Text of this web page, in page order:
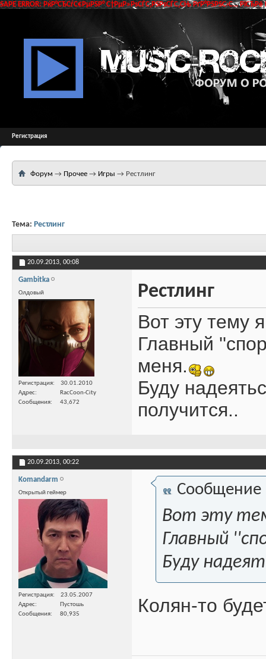
SAPE ERROR: РќР°СЂСѓС€РµРЅР° С†РµР»РѕСЃС‚РЅРѕСЃС‚СЊ РґР°РЅРЅС‹С…
Регистрация
Форум → Прочее → Игры → Рестлинг
Тема: Рестлинг
20.09.2013, 00:08
Gambitka
Олдовый
Регистрация
30.01.2010
Адрес
RacCoon-City
Сообщения
43,672
Рестлинг
Вот эту тему
Главный
меня.
Буду
получится..
20.09.2013, 00:22
Komandarm
Открытый геймер
Регистрация
23.05.2007
Адрес
Пустошь
Сообщения
80,935
Сообщение
Вот эту
Главный
Буду
Колян-то